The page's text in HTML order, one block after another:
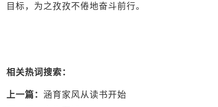
目标，为之孜孜不倦地奋斗前行。
相关热词搜索：
上一篇：涵育家风从读书开始